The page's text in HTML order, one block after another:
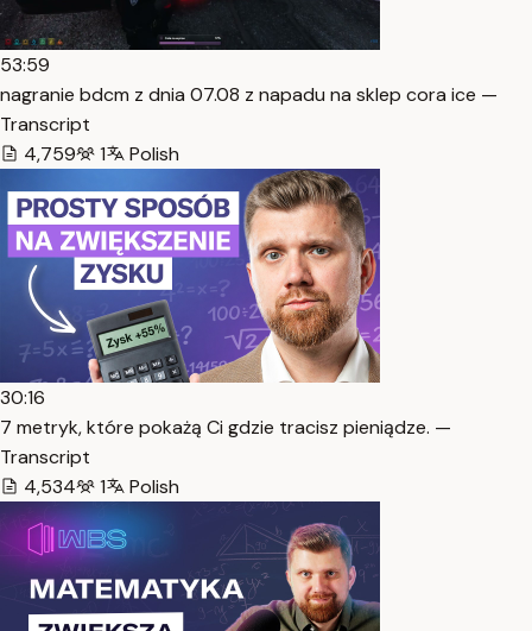
53:59
nagranie bdcm z dnia 07.08 z napadu na sklep cora ice —
Transcript
4,759
1 Polish
30:16
7 metryk, które pokażą Ci gdzie tracisz pieniądze. —
Transcript
4,534
1 Polish